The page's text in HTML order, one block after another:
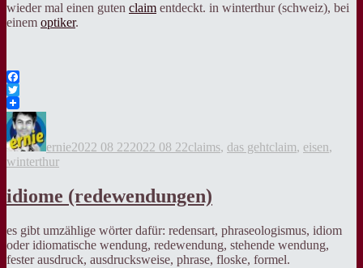
wieder mal einen guten claim entdeckt. in winterthur (schweiz), bei
einem optiker.
Facebook
Twitter
ernie2022 08 222022 08 22claims, das gehtclaim, eisen,
winterthur
idiome (redewendungen)
es gibt umzählige wörter dafür: redensart, phraseologismus, idiom
oder idiomatische wendung, redewendung, stehende wendung,
fester ausdruck, ausdrucksweise, phrase, floske, formel.